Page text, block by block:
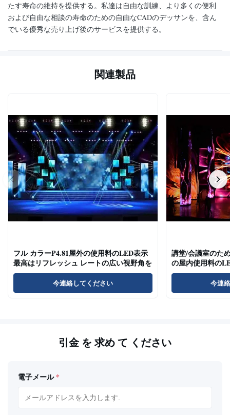
たす寿命の維持を提供する。私達は自由な訓練、より多くの便利
および自由な相談の寿命のための自由なCADのデッサンを、含ん
でいる優秀な売り上げ後のサービスを提供する。
関連製品
フル カラーP4.81屋外の使用料のLED表示
最高はリフレッシュ レートの広い視野角を
今連絡してください
講堂/会議室のた
の屋内使用料の
今連
引金 を 求め て ください
電子メール *